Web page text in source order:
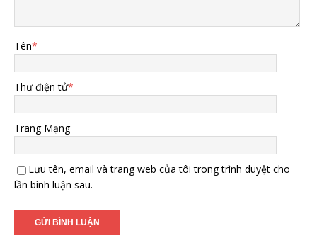
Tên*
Thư điện tử*
Trang Mạng
Lưu tên, email và trang web của tôi trong trình duyệt cho
lần bình luận sau.